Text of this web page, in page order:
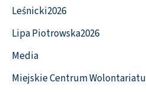
Leśnicki2026
Lipa Piotrowska2026
Media
Miejskie Centrum Wolontariatu